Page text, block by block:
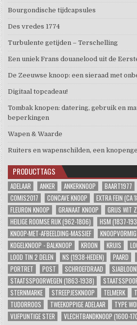
Bourgondische tijdcapsules
Des vredes 1774
Turbulente getijden – Terschelling
Een uniek Frans douanelood uit de
De Zeeuwse knoop: een sieraad met
Digitaal topcadeau!
Tombak knopen: datering, gebruik en
beperkingen
Wapen & Waarde
Ruiters en wapenschilden, een
PRODUCTTAGS
ADELAAR ANKER ANKERKNOOP BAART1977
COMIS2017
CONCAVE KNOOP EXTRA FEIN (CA
FLEURON KNOOP
GRANAAT KNOOP GRIJS WIT
HEILIGE ROOMSE RIJK (962-1806)
HSM (1837-
KNOOP-MET-AFBEELDING-MASSIEF
KOGELKNOOP - BALKNOOP
KROON KRUIS
LOOD TIN 2 DELEN
NS (1938-HEDEN) PAARD
PORTRET
POST SCHROEFDRAAD
STAATSSPOORWEGEN (1863-1938)
STERNMARKE
STREEPJESKNOOP TELMERK
TUDORROOS
TWEEKOPPIGE ADELAAR
TYPE
VIJFPUNTIGE STER
VLECHTBANDKNOOP (1600-